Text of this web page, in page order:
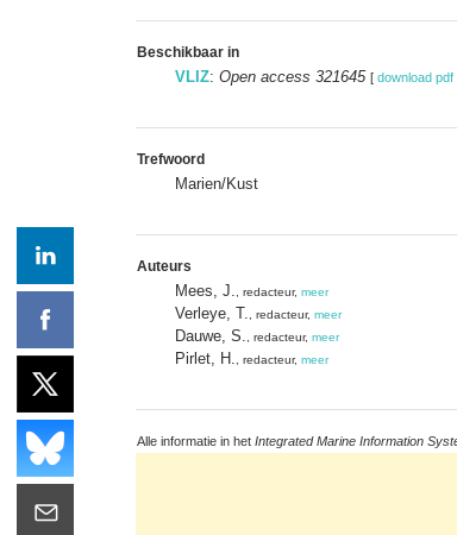
Beschikbaar in
VLIZ: Open access 321645 [ download pdf
Trefwoord
Marien/Kust
Auteurs
Mees, J. , redacteur, meer
Verleye, T. , redacteur, meer
Dauwe, S. , redacteur, meer
Pirlet, H. , redacteur, meer
Alle informatie in het Integrated Marine Information